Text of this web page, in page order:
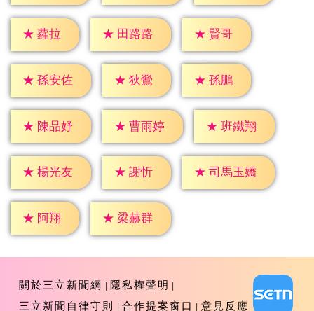
★ 蘿拉 ★ 田路路 ★ 賢哥
★ 孫安佐 ★ 狄鶯 ★ 孫鵬
★ 陳品妤 ★ 曹雨婷 ★ 班鐵翔
★ 楊光友 ★ 謝忻 ★ 司馬玉嬌
★ 阿翔 ★ 梁赫群
關於三立新聞網
隱私權聲明
三立新聞自律守則
合作提案窗口 意見反應